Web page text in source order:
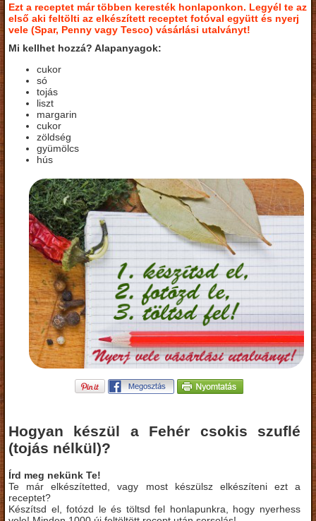
Ezt a receptet már többen keresték honlaponkon. Legyél te az
első aki feltölti az elkészített receptet fotóval együtt és nyerj
vele (Spar, Penny vagy Tesco) vásárlási utalványt!
Mi kellhet hozzá? Alapanyagok:
cukor
só
tojás
liszt
margarin
cukor
zöldség
gyümölcs
hús
Hogyan készül a Fehér csokis szuflé
(tojás nélkül)?
Írd meg nekünk Te!
Te már elkészítetted, vagy most készülsz elkészíteni ezt a
receptet?
Készítsd el, fotózd le és töltsd fel honlapunkra, hogy nyerhess